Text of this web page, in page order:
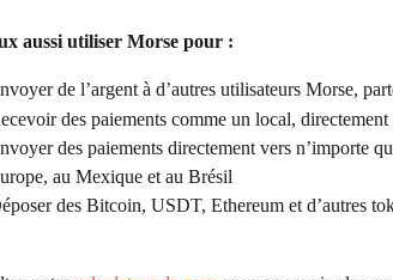
aussi utiliser Morse pour :
de l’argent à d’autres utilisateurs Morse,
des paiements comme un local,
des paiements directement vers n’importe
au Mexique et au Brésil
des Bitcoin, USDT, Ethereum et d’autres